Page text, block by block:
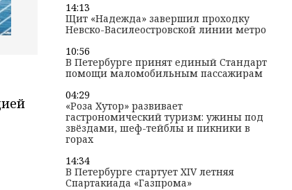
14:13
Щит «Надежда» завершил проходку
Невско-Василеостровской линии метро
10:56
В Петербурге принят единый Стандарт
помощи маломобильным пассажирам
04:29
«Роза Хутор» развивает
гастрономический туризм: ужины под
звёздами, шеф-тейблы и пикники в
горах
14:34
В Петербурге стартует XIV летняя
Спартакиада «Газпрома»